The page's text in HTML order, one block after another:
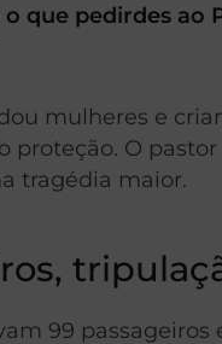
o que pedirdes ao
mulheres e
proteção. O
tragédia maior.
99